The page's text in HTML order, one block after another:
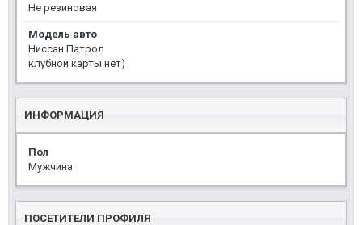
Не резиновая
Модель авто
Ниссан Патрол
клубной карты нет)
ИНФОРМАЦИЯ
Пол
Мужчина
ПОСЕТИТЕЛИ ПРОФИЛЯ